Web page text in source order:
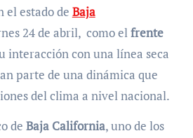
el estado de Baja
24 de abril, como elfrente
interacción con una línea seca
parte de una dinámica que
del clima a nivel nacional.
de Baja California, uno de los